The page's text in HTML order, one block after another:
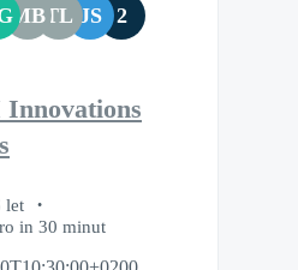
MBTL JS 2
let
in 30 minut